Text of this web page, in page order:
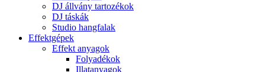
DJ állvány tartozékok
DJ táskák
Studio hangfalak
Effektgépek
Effekt anyagok
Folyadékok
Illatanyagok